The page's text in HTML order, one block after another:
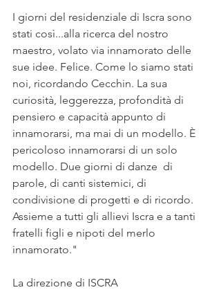
I giorni del residenziale di Iscra sono
stati così...alla ricerca del nostro
maestro, volato via innamorato delle
sue idee. Felice. Come lo siamo stati
noi, ricordando Cecchin. La sua
curiosità, leggerezza, profondità di
pensiero e capacità appunto di
innamorarsi, ma mai di un modello. È
pericoloso innamorarsi di un solo
modello. Due giorni di danze  di
parole, di canti sistemici, di
condivisione di progetti e di ricordo.
Assieme a tutti gli allievi Iscra e a tanti
fratelli figli e nipoti del merlo
innamorato."
La direzione di ISCRA